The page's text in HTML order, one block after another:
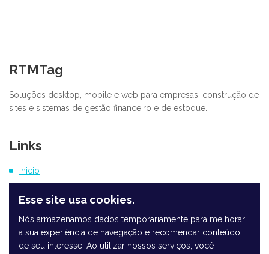
RTMTag
Soluções desktop, mobile e web para empresas, construção de
sites e sistemas de gestão financeiro e de estoque.
Links
Inicio
Termos de Uso
Política de Privacidade
Esse site usa cookies.
Nós armazenamos dados temporariamente para melhorar
a sua experiência de navegação e recomendar conteúdo
de seu interesse. Ao utilizar nossos serviços, você